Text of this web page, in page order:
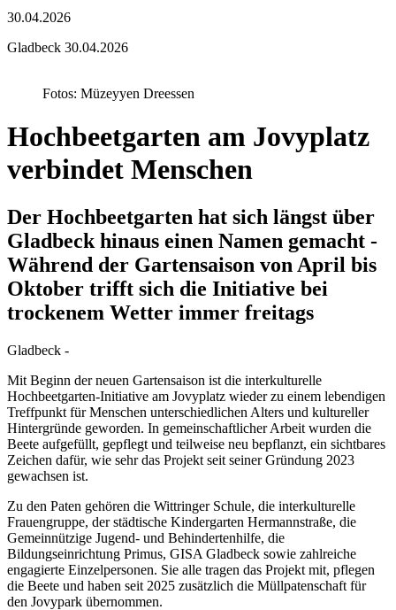
30.04.2026
Gladbeck 30.04.2026
Fotos: Müzeyyen Dreessen
Hochbeetgarten am Jovyplatz
verbindet Menschen
Der Hochbeetgarten hat sich längst über
Gladbeck hinaus einen Namen gemacht -
Während der Gartensaison von April bis
Oktober trifft sich die Initiative bei
trockenem Wetter immer freitags
Gladbeck -
Mit Beginn der neuen Gartensaison ist die interkulturelle
Hochbeetgarten-Initiative am Jovyplatz wieder zu einem lebendigen
Treffpunkt für Menschen unterschiedlichen Alters und kultureller
Hintergründe geworden. In gemeinschaftlicher Arbeit wurden die
Beete aufgefüllt, gepflegt und teilweise neu bepflanzt, ein sichtbares
Zeichen dafür, wie sehr das Projekt seit seiner Gründung 2023
gewachsen ist.
Zu den Paten gehören die Wittringer Schule, die interkulturelle
Frauengruppe, der städtische Kindergarten Hermannstraße, die
Gemeinnützige Jugend- und Behindertenhilfe, die
Bildungseinrichtung Primus, GISA Gladbeck sowie zahlreiche
engagierte Einzelpersonen. Sie alle tragen das Projekt mit, pflegen
die Beete und haben seit 2025 zusätzlich die Müllpatenschaft für
den Jovypark übernommen.